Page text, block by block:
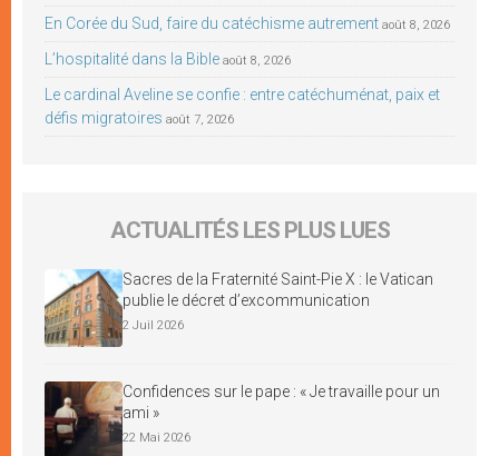
En Corée du Sud, faire du catéchisme autrement août 8, 2026
L’hospitalité dans la Bible août 8, 2026
Le cardinal Aveline se confie : entre catéchuménat, paix et
défis migratoires août 7, 2026
ACTUALITÉS LES PLUS LUES
Sacres de la Fraternité Saint-Pie X : le Vatican
publie le décret d’excommunication
2 Juil 2026
Confidences sur le pape : « Je travaille pour un
ami »
22 Mai 2026